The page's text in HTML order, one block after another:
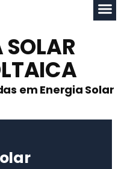
SOLAR
em Energia Solar